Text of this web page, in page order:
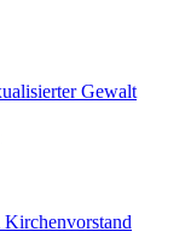
Gewalt
Kirchenvorstand